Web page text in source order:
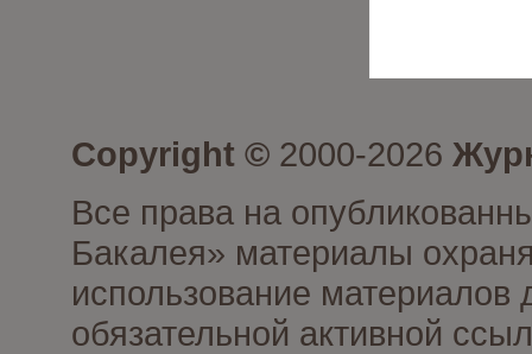
Copyright © 2000-2026
Все права на
Бакалея» материалы
использование материалов
обязательной активной